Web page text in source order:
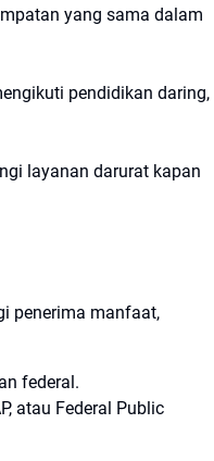
yang sama dalam
pendidikan daring,
layanan darurat kapan
penerima manfaat,
federal.
atau Federal Public